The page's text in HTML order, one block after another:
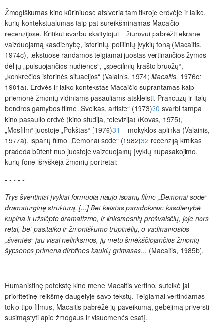
Žmogiškumas kino kūriniuose atsiveria tam tikroje erdvėje ir laike,
kurių kontekstualumas taip pat sureikšminamas Macaičio
recenzijose. Kritikui svarbu skaitytojui – žiūrovui pabrėžti ekrane
vaizduojamą kasdienybę, istorinių, politinių įvykių foną (Macaitis,
1974c), tekstuose randamos teigiamai juostas vertinančios žymos
dėl jų „pulsuojančios nūdienos“, „specifinių krašto bruožų“,
„konkrečios istorinės situacijos“ (Valainis, 1974; Macaitis, 1976c;
1981a). Erdvės ir laiko kontekstas Macaičio suprantamas kaip
priemonė žmonių vidiniams pasauliams atskleisti. Prancūzų ir italų
bendros gamybos filme „Sveikas, artiste“ (1973)30 svarbi tampa
kino pasaulio erdvė (kino studija, televizija) (Kovas, 1975),
„Mosfilm“ juostoje „Pokštas“ (1976)31 – mokyklos aplinka (Valainis,
1977a), ispanų filmo „Demonai sode“ (1982)32 recenziją kritikas
pradeda būtent nuo juostoje vaizduojamų įvykių nupasakojimo,
kurių fone išryškėja žmonių portretai:
- - - - -
Trys šventiniai įvykiai formuoja naujo ispanų filmo „Demonai sode“
dramaturginę struktūrą. [...] Bet keistas paradoksas: kasdienybė
kupina ir užslėpto dramatizmo, ir linksmesnių prošvaisčių, joje nors
retai, bet pasitaiko ir žmoniškumo trupinėlių, o vadinamosios
„šventės“ jau visai nelinksmos, jų metu šmėkščiojančios žmonių
šypsenos primena dirbtines kaukių grimasas... (Macaitis, 1985b).
- - - - -
Humanistinę potekstę kino mene Macaitis vertino, suteikė jai
prioritetinę reikšmę daugelyje savo tekstų. Teigiamai vertindamas
tokio tipo filmus, Macaitis pabrėžė jų paveikumą, gebėjimą priversti
susimąstyti apie žmogaus ir visuomenės esatį.